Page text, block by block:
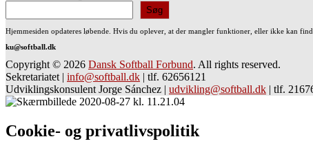
Søg
Hjemmesiden opdateres løbende. Hvis du oplever, at der mangler funktioner, eller ikke kan
ku@softball.dk
Copyright © 2026 Dansk Softball Forbund. All rights reserved.
Sekretariatet | info@softball.dk | tlf. 62656121
Udviklingskonsulent Jorge Sánchez | udvikling@softball.dk | tlf.
Cookie- og privatlivspolitik